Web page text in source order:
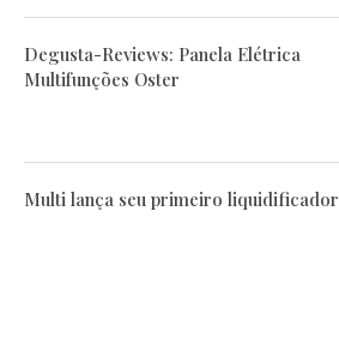
Degusta-Reviews: Panela Elétrica
Multifunções Oster
Multi lança seu primeiro liquidificador